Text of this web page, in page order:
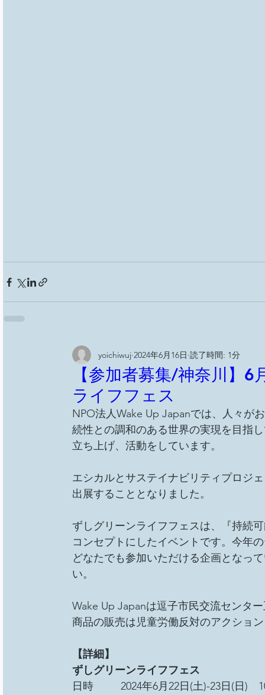
【参加者募集/神奈川】
ライフフェス
yoichiwuj 2024年6月16日 読了時間: 1分
NPO法人Wake Up Japanでは、人々が
続性との調和のある世界の実現を目指
立ち上げ、活動をしています。
エシカルとサステイナビリティプロジ
出展することとなりました。
ずしグリーンライフフェスは、『持続
コンセプトにしたイベントです。今年
どなたでも参加いただける企画となっ
い。
Wake Up Japanは逗子市民交流センタ
商品の販売は児童労働反対のアクショ
【詳細】
ずしグリーンライフフェス
日時　　  2024年6月22日(土)-23日(日)　